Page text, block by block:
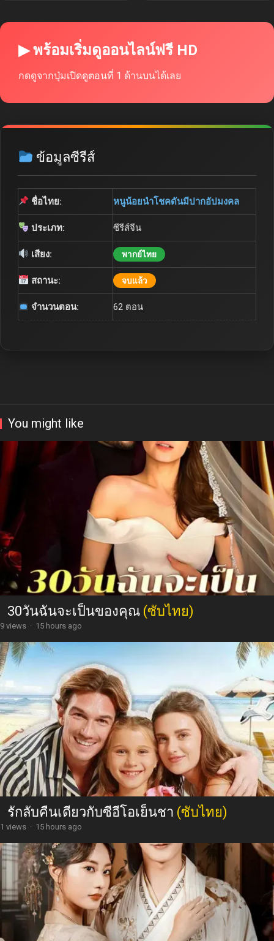
▶ พร้อมเริ่มดูออนไลน์ฟรี HD
กดดูจากปุ่มเปิดดูตอนที่ 1 ด้านบนได้เลย
ข้อมูลซีรีส์
ชื่อไทย: หนูน้อยนำโชคดันมีปากอัปมงคล
ประเภท: ซีรีส์จีน
เสียง: พากย์ไทย
สถานะ: จบแล้ว
จำนวนตอน: 62 ตอน
You might like
30วันฉันจะเป็นของคุณ (ซับไทย)
9 views · 15 hours ago
รักลับคืนเดียวกับซีอีโอเย็นชา (ซับไทย)
1 views · 15 hours ago